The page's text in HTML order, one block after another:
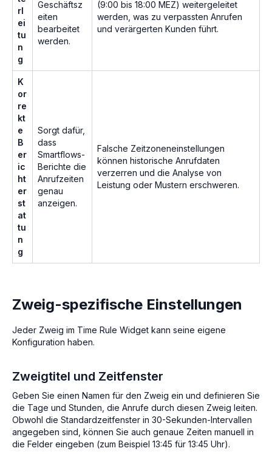
rl
ei
tu
n
g
Geschäftsz
eiten
bearbeitet
werden.
(9:00 bis 18:00 MEZ) weitergeleitet
werden, was zu verpassten Anrufen
und verärgerten Kunden führt.
K
or
re
kt
e
B
er
ic
ht
er
st
at
tu
n
g
Sorgt dafür,
dass
Smartflows-
Berichte die
Anrufzeiten
genau
anzeigen.
Falsche Zeitzoneneinstellungen
können historische Anrufdaten
verzerren und die Analyse von
Leistung oder Mustern erschweren.
Zweig-spezifische Einstellungen
Jeder Zweig im Time Rule Widget kann seine eigene
Konfiguration haben.
Zweigtitel und Zeitfenster
Geben Sie einen Namen für den Zweig ein und definieren Sie
die Tage und Stunden, die Anrufe durch diesen Zweig leiten.
Obwohl die Standardzeitfenster in 30-Sekunden-Intervallen
angegeben sind, können Sie auch genaue Zeiten manuell in
die Felder eingeben (zum Beispiel 13:45 für 13:45 Uhr).